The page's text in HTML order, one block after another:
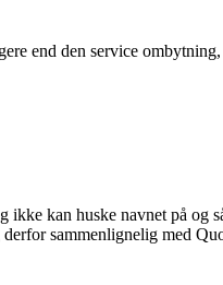
end den service
kan huske navnet på og
sammenlignelig med